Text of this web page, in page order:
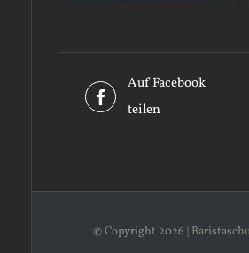
Auf Facebook
teilen
© Copyright 2026 |